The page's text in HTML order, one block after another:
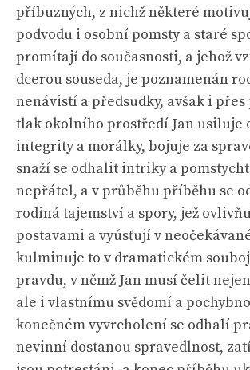
příbuzných, z nichž některé
podvodu i osobní pomsty a staré
promítají do současnosti, a jehož
dcerou souseda, je poznamenán
nenávistí a předsudky, avšak i přes
tlak okolního prostředí Jan usiluje
integrity a morálky, bojuje za
snaží se odhalit intriky a
nepřátel, a v průběhu příběhu se
rodiná tajemství a spory, jež
postavami a vyúsťují v
kulminuje to v dramatickém
pravdu, v němž Jan musí čelit
ale i vlastnímu svědomí a
konečném vyvrcholení se odhalí
nevinní dostanou spravedlnost,